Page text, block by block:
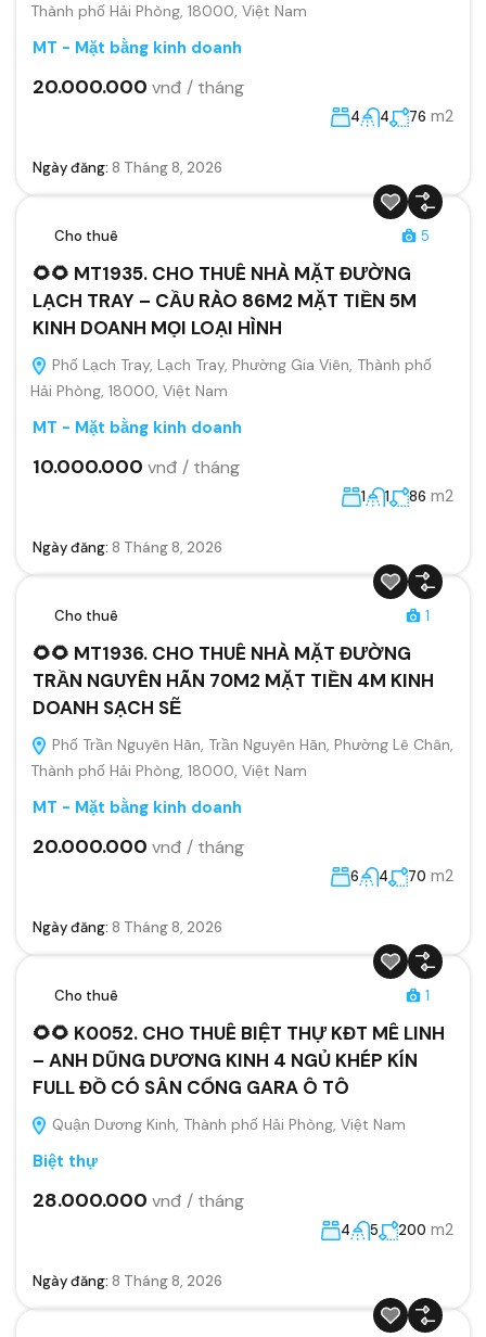
Thành phố Hải Phòng, 18000, Việt Nam
MT - Mặt bằng kinh doanh
20.000.000 vnđ / tháng
4 4 76 m2
Ngày đăng: 8 Tháng 8, 2026
Cho thuê 5
🌻🌻 MT1935. CHO THUÊ NHÀ MẶT ĐƯỜNG
LẠCH TRAY – CẦU RÀO 86M2 MẶT TIỀN 5M
KINH DOANH MỌI LOẠI HÌNH
Phố Lạch Tray, Lạch Tray, Phường Gia Viên, Thành phố
Hải Phòng, 18000, Việt Nam
MT - Mặt bằng kinh doanh
10.000.000 vnđ / tháng
1 1 86 m2
Ngày đăng: 8 Tháng 8, 2026
Cho thuê 1
🌻🌻 MT1936. CHO THUÊ NHÀ MẶT ĐƯỜNG
TRẦN NGUYÊN HÃN 70M2 MẶT TIỀN 4M KINH
DOANH SẠCH SẼ
Phố Trần Nguyên Hãn, Trần Nguyên Hãn, Phường Lê Chân,
Thành phố Hải Phòng, 18000, Việt Nam
MT - Mặt bằng kinh doanh
20.000.000 vnđ / tháng
6 4 70 m2
Ngày đăng: 8 Tháng 8, 2026
Cho thuê 1
🌻🌻 K0052. CHO THUÊ BIỆT THỰ KĐT MÊ LINH
– ANH DŨNG DƯƠNG KINH 4 NGỦ KHÉP KÍN
FULL ĐỒ CÓ SÂN CỔNG GARA Ô TÔ
Quận Dương Kinh, Thành phố Hải Phòng, Việt Nam
Biệt thự
28.000.000 vnđ / tháng
4 5 200 m2
Ngày đăng: 8 Tháng 8, 2026